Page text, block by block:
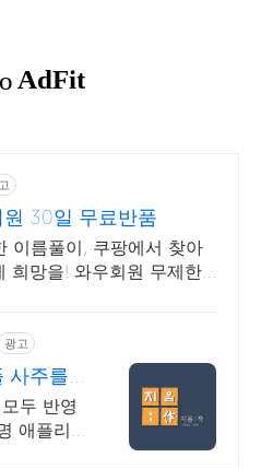
30일 무료반품
이름풀이, 쿠팡에서 찾아
희망을! 와우회원 무제한
광고
사주를
두 반영
애플리